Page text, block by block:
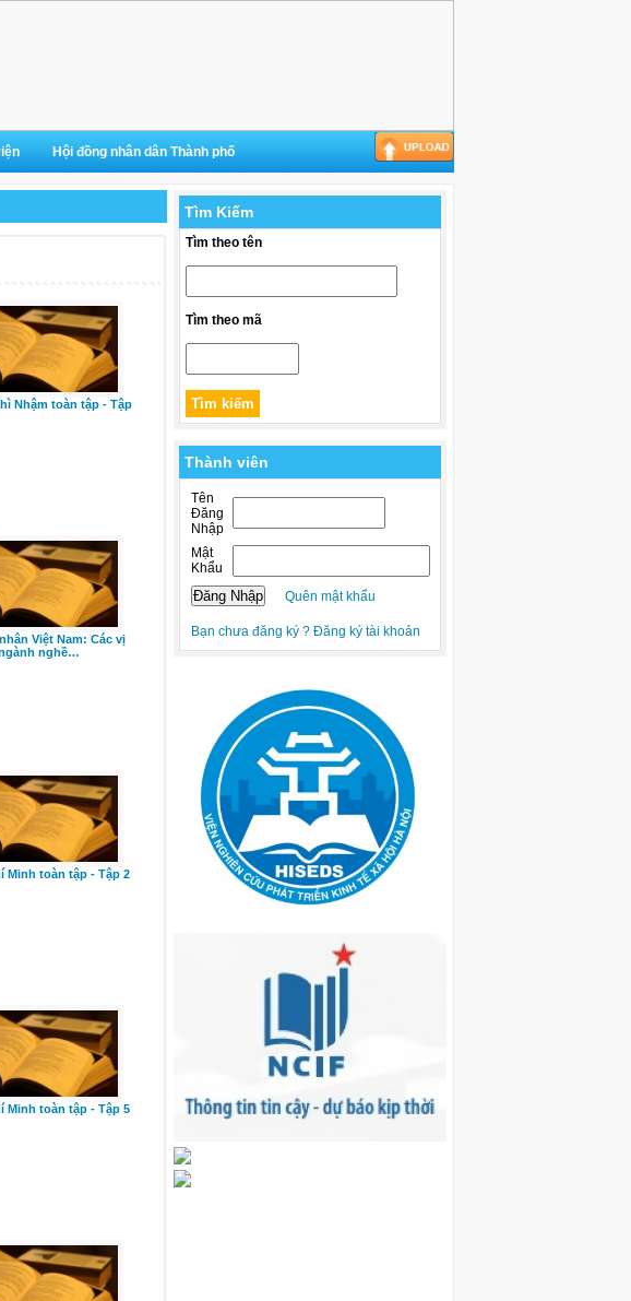
Hội đồng nhân dân Thành phố
Nhậm toàn tập - Tập
Việt Nam: Các vị
nghề…
Minh toàn tập - Tập 2
Minh toàn tập - Tập 5
Tìm Kiếm
Tìm theo tên
Tìm theo mã
Thành viên
Tên
Đăng
Nhập
Mật
Khẩu
Quên mật khẩu
Bạn chưa đăng ký ? Đăng ký tài khoản